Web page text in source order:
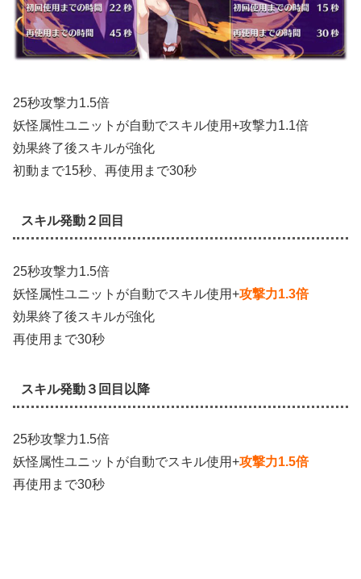
25秒攻撃力1.5倍
妖怪属性ユニットが自動でスキル使用+攻撃力1.1倍
効果終了後スキルが強化
初動まで15秒、再使用まで30秒
スキル発動２回目
25秒攻撃力1.5倍
妖怪属性ユニットが自動でスキル使用+攻撃力1.3倍
効果終了後スキルが強化
再使用まで30秒
スキル発動３回目以降
25秒攻撃力1.5倍
妖怪属性ユニットが自動でスキル使用+攻撃力1.5倍
再使用まで30秒